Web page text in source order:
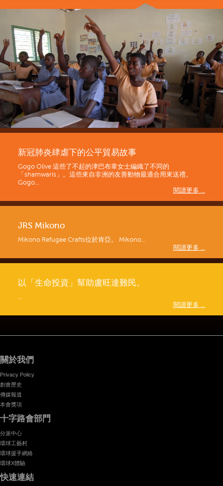
新冠肺炎肆虐下的公平貿易故事
Gogo Olive 這些了不起的津巴布韋女士編織了不同的
「shamwaris」。這些來自非洲的友善動物最適合用來送禮。
Gogo...
閱讀更多 ...
JRS Mikono
Mikono Refugee Crafts位於肯亞。 Mikono...
閱讀更多 ...
以「生命投資」幫助盧旺達難民。
...
閱讀更多 ...
關於我們
Privacy Policy
創會歷史
傳媒報道
本會獎項
十字路會部門
分派中心
環球工藝村
環球援手網絡
環球X體驗
快速連結